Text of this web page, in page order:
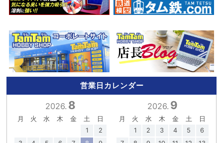
営業日カレンダー
2026. 8
月 火 水 木 金 土
日
1
2
2026. 9
月 火 水 木 金 土
日
1
2 3 4 5
6